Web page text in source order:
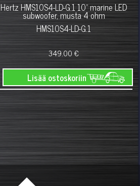
Hertz HMS10S4-LD-G.1 10" marine LED
subwoofer, musta 4 ohm
HMS10S4-LD-G.1
349.00 €
Lisää ostoskoriin